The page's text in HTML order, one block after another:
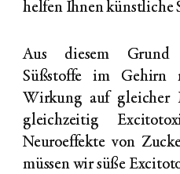
helfen Ihnen künstliche
Aus diesem Grund
Süßstoffe im Gehirn
Wirkung auf gleicher
gleichzeitig
Neuroeffekte von
müssen wir süße